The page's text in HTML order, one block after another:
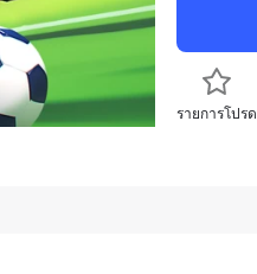
รายการโปรด